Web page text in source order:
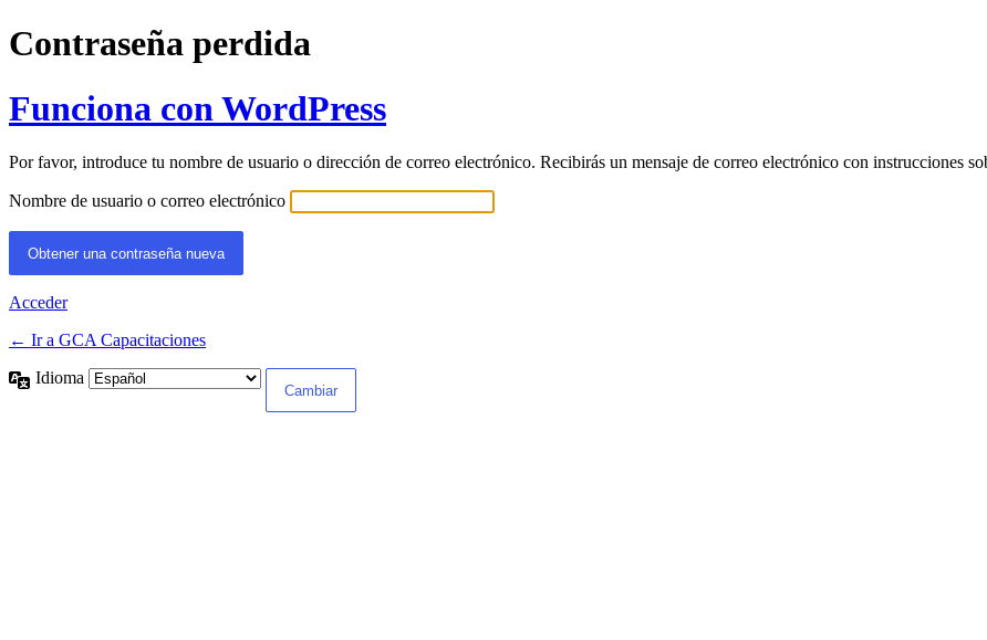
Contraseña perdida
Funciona con WordPress
Por favor, introduce tu nombre de usuario o dirección de correo electrónico. Recibirás un mensaje de correo electrónico con instrucciones
Nombre de usuario o correo electrónico
Acceder
← Ir a GCA Capacitaciones
Idioma